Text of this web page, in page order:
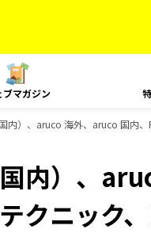
ブマガジン
内）、aruco 海外、aruco 国内
内）、
クニック